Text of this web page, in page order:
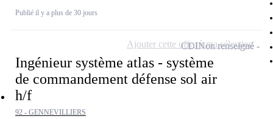
Publié il y a plus de 30 jours
Ingénieur système atlas - système
de commandement défense sol air
h/f
92 - GENNEVILLIERS
CDINon renseigné
Ajouter cette offre à ma sélection